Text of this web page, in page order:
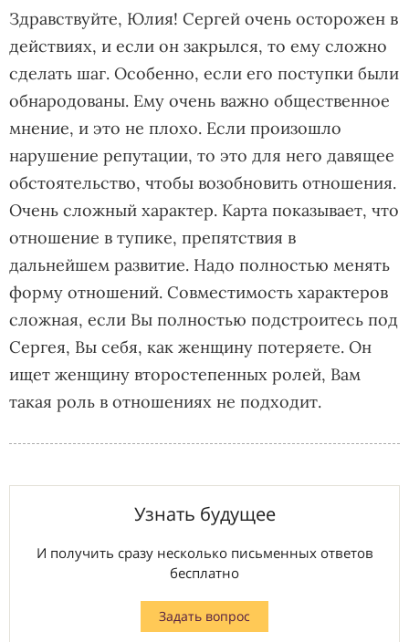
Здравствуйте, Юлия! Сергей очень осторожен в
действиях, и если он закрылся, то ему сложно
сделать шаг. Особенно, если его поступки были
обнародованы. Ему очень важно общественное
мнение, и это не плохо. Если произошло
нарушение репутации, то это для него давящее
обстоятельство, чтобы возобновить отношения.
Очень сложный характер. Карта показывает, что
отношение в тупике, препятствия в
дальнейшем развитие. Надо полностью менять
форму отношений. Совместимость характеров
сложная, если Вы полностью подстроитесь под
Сергея, Вы себя, как женщину потеряете. Он
ищет женщину второстепенных ролей, Вам
такая роль в отношениях не подходит.
Узнать будущее
И получить сразу несколько письменных ответов
бесплатно
Задать вопрос